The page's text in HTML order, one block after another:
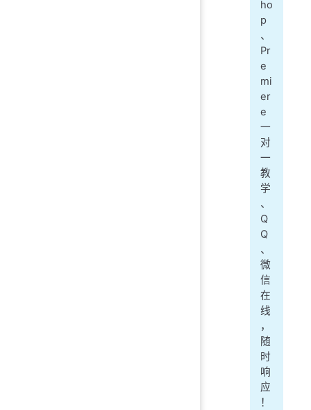
ho
p
、
Pr
e
mi
er
e
一
对
一
教
学
、
Q
Q
、
微
信
在
线
，
随
时
响
应
！